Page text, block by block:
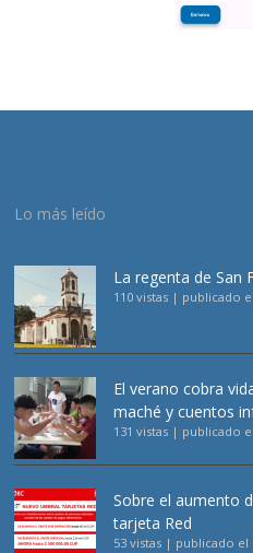
Lo más leído
La regenta de San
110 vistas | publicado
El verano cobra
maché y cuentos
131 vistas | publicado
Sobre el aumento
tarjeta Red
53 vistas | publicado el